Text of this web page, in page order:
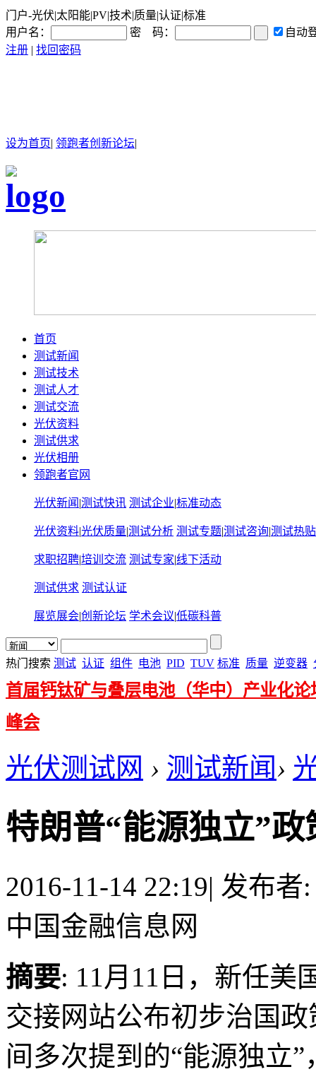
门户-光伏|太阳能|PV|技术|质量|认证|标准
用户名：
密 码：
自动
注册 | 找回密码
设为首页| 领跑者创新论坛|
首页
测试新闻
测试技术
测试人才
测试交流
光伏资料
测试供求
光伏相册
领跑者官网
光伏新闻 |测试快讯 测试企业|标准动态
光伏资料|光伏质量|测试分析 测试专题|测试咨询|测试热贴
求职招聘|培训交流 测试专家|线下活动
测试供求 测试认证
展览展会|创新论坛 学术会议|低碳科普
热门搜索 测试 认证 组件 电池 PID TUV 标准 质量 逆变器
首届钙钛矿与叠层电池（华中）产业化论
峰会
光伏测试网 › 测试新闻›
特朗普“能源独立”
2016-11-14 22:19| 发布者
中国金融信息网
摘要: 11月11日，新任美
交接网站公布初步治国
间多次提到的“能源独立